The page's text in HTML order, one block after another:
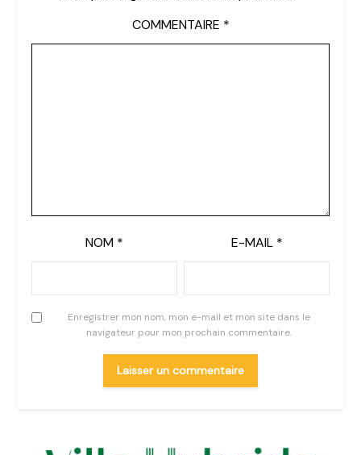
COMMENTAIRE *
NOM * E-MAIL *
Enregistrer mon nom, mon e-mail et mon site dans le
navigateur pour mon prochain commentaire.